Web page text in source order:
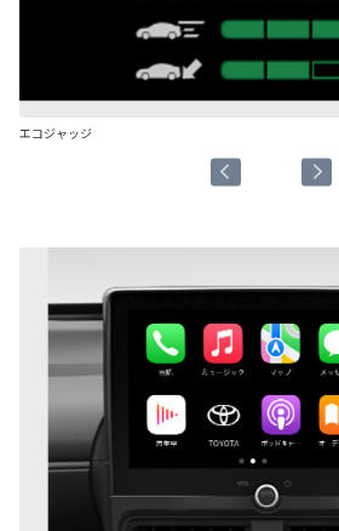
エコジャッジ